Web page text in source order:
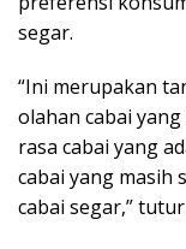
segar.
“Ini merupakan
olahan cabai
rasa cabai yang
cabai yang masih
cabai segar,”